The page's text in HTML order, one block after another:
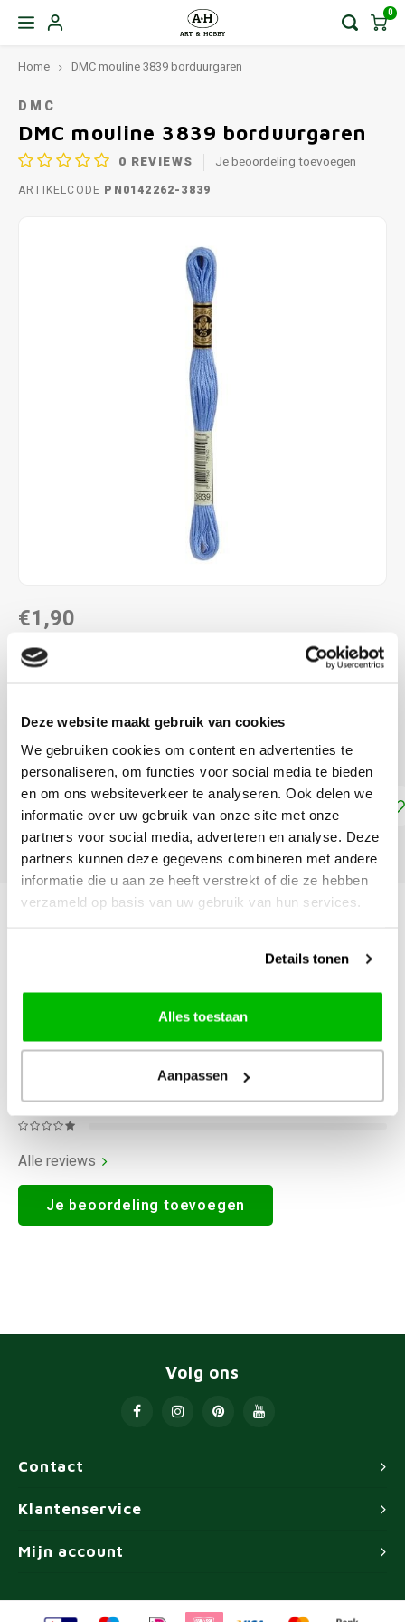
Deze website maakt gebruik van cookies
We gebruiken cookies om content en advertenties te
personaliseren, om functies voor social media te bieden
en om ons websiteverkeer te analyseren. Ook delen we
informatie over uw gebruik van onze site met onze
partners voor social media, adverteren en analyse. Deze
partners kunnen deze gegevens combineren met andere
informatie die u aan ze heeft verstrekt of die ze hebben
verzameld op basis van uw gebruik van hun services.
Details tonen
Alles toestaan
Aanpassen
0
Home DMC mouline 3839 borduurgaren
DMC
DMC mouline 3839 borduurgaren
0 REVIEWS Je beoordeling toevoegen
ARTIKELCODE PN0142262-3839
€1,90
DIRECT LEVERBAAR
"DMC COLOUR VARIATIONS" OF "DMC LIGHT
EFFECTS " KOOPT, ONTVANG JE EEN KORTING VAN
100% OP HET LAAGSTGEPRIJSDE PRODUCT.
Toevoegen aan winkelwagen
DELEN:
Productomschrijving
Alle reviews
Je beoordeling toevoegen
Contact
Volg ons
Klantenservice
Mijn account